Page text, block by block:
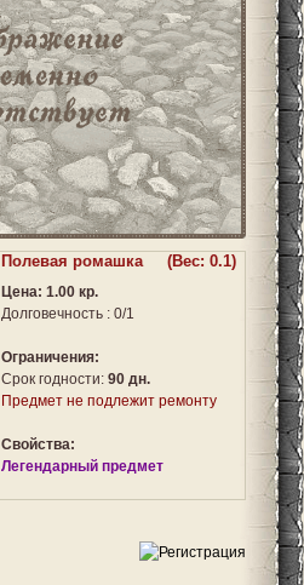
Полевая ромашка (Вес: 0.1)
Цена: 1.00 кр.
Долговечность : 0/1
Ограничения:
Срок годности: 90 дн.
Предмет не подлежит ремонту
Свойства:
Легендарный предмет